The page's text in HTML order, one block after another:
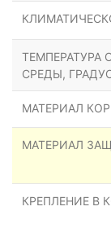
СРЕДЫ,
МАТЕРИАЛ
МАТЕРИАЛ
КРЕПЛЕНИЕ В